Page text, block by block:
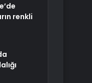
renkli